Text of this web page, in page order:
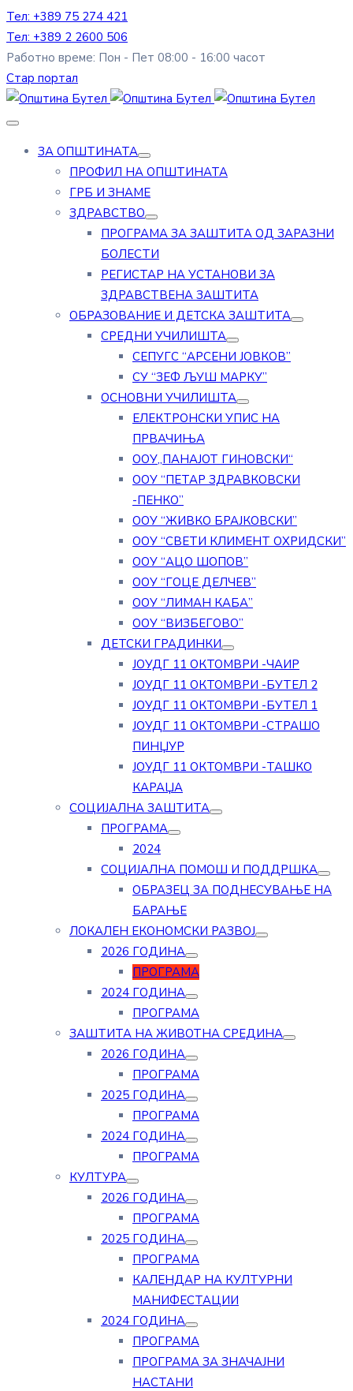
Тел: +389 75 274 421
Тел: +389 2 2600 506
Работно време: Пон - Пет 08:00 - 16:00 часот
Стар портал
ЗА ОПШТИНАТА
ПРОФИЛ НА ОПШТИНАТА
ГРБ И ЗНАМЕ
ЗДРАВСТВО
ПРОГРАМА ЗА ЗАШТИТА ОД ЗАРАЗНИ
БОЛЕСТИ
РЕГИСТАР НА УСТАНОВИ ЗА
ЗДРАВСТВЕНА ЗАШТИТА
ОБРАЗОВАНИЕ И ДЕТСКА ЗАШТИТА
СРЕДНИ УЧИЛИШТА
СЕПУГС “АРСЕНИ ЈОВКОВ”
СУ “ЗЕФ ЉУШ МАРКУ”
ОСНОВНИ УЧИЛИШТА
ЕЛЕКТРОНСКИ УПИС НА
ПРВАЧИЊА
ООУ„ПАНАЈОТ ГИНОВСКИ“
ООУ “ПЕТАР ЗДРАВКОВСКИ
-ПЕНКО”
ООУ “ЖИВКО БРАЈКОВСКИ”
ООУ “СВЕТИ КЛИМЕНТ ОХРИДСКИ”
ООУ “АЦО ШОПОВ”
ООУ “ГОЦЕ ДЕЛЧЕВ”
ООУ “ЛИМАН КАБА”
ООУ “ВИЗБЕГОВО”
ДЕТСКИ ГРАДИНКИ
ЈОУДГ 11 ОКТОМВРИ -ЧАИР
ЈОУДГ 11 ОКТОМВРИ -БУТЕЛ 2
ЈОУДГ 11 ОКТОМВРИ -БУТЕЛ 1
ЈОУДГ 11 ОКТОМВРИ -СТРАШО
ПИНЏУР
ЈОУДГ 11 ОКТОМВРИ -ТАШКО
КАРАЏА
СОЦИЈАЛНА ЗАШТИТА
ПРОГРАМА
2024
СОЦИЈАЛНА ПОМОШ И ПОДДРШКА
ОБРАЗЕЦ ЗА ПОДНЕСУВАЊЕ НА
БАРАЊЕ
ЛОКАЛЕН ЕКОНОМСКИ РАЗВОЈ
2026 ГОДИНА
ПРОГРАМА
2024 ГОДИНА
ПРОГРАМА
ЗАШТИТА НА ЖИВОТНА СРЕДИНА
2026 ГОДИНА
ПРОГРАМА
2025 ГОДИНА
ПРОГРАМА
2024 ГОДИНА
ПРОГРАМА
КУЛТУРА
2026 ГОДИНА
ПРОГРАМА
2025 ГОДИНА
ПРОГРАМА
КАЛЕНДАР НА КУЛТУРНИ
МАНИФЕСТАЦИИ
2024 ГОДИНА
ПРОГРАМА
ПРОГРАМА ЗА ЗНАЧАЈНИ
НАСТАНИ